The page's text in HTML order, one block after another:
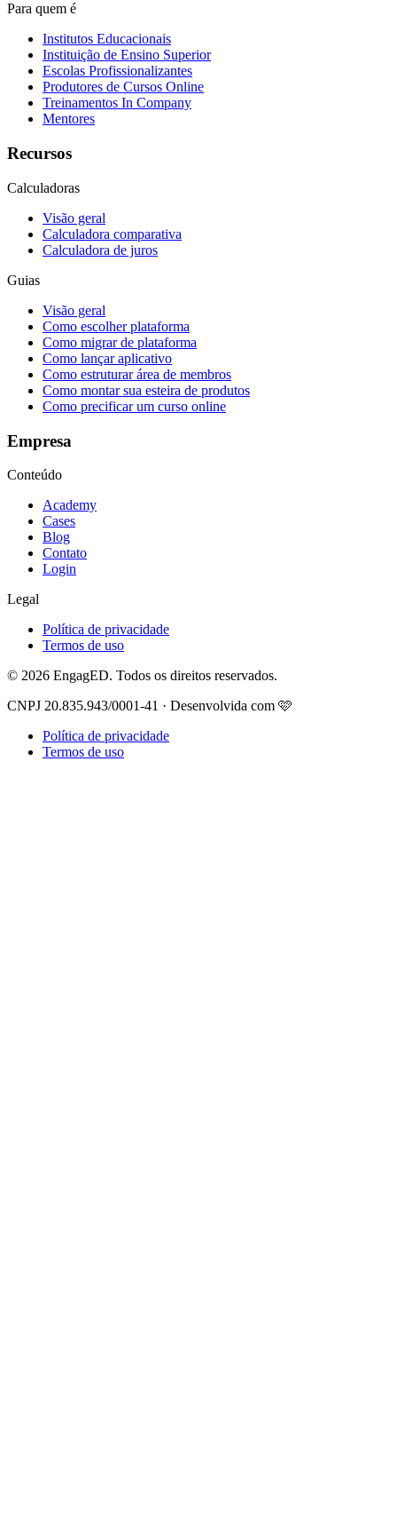
Para quem é
Institutos Educacionais
Instituição de Ensino Superior
Escolas Profissionalizantes
Produtores de Cursos Online
Treinamentos In Company
Mentores
Recursos
Calculadoras
Visão geral
Calculadora comparativa
Calculadora de juros
Guias
Visão geral
Como escolher plataforma
Como migrar de plataforma
Como lançar aplicativo
Como estruturar área de membros
Como montar sua esteira de produtos
Como precificar um curso online
Empresa
Conteúdo
Academy
Cases
Blog
Contato
Login
Legal
Política de privacidade
Termos de uso
© 2026 EngagED. Todos os direitos reservados.
CNPJ 20.835.943/0001-41 · Desenvolvida com 🩷
Política de privacidade
Termos de uso